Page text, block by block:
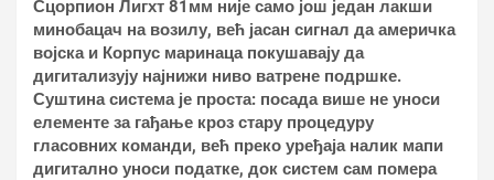
Сцорпион Лигхт 81мм није само још један лакши
минобацач на возилу, већ јасан сигнал да америчка
војска и Корпус маринаца покушавају да
дигитализују најнижи ниво ватрене подршке.
Суштина система је проста: посада више не уноси
елементе за гађање кроз стару процедуру
гласовних команди, већ преко уређаја налик мапи
дигитално уноси податке, док систем сам помера